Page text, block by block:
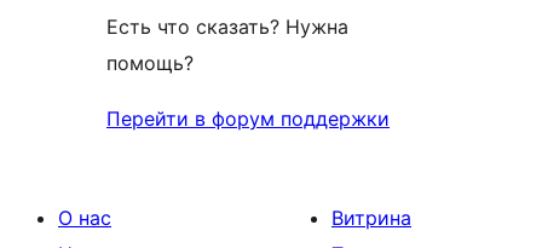
Есть что сказать? Нужна
помощь?
Перейти в форум поддержки
О нас
Витрина